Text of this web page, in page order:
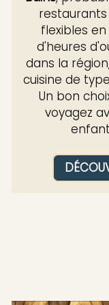
flexibles
d'heures
dans la
cuisine de
Un bon
voyagez